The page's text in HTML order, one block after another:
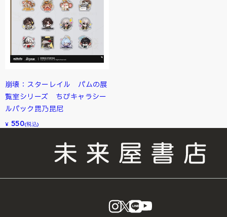
崩壊：スターレイル パムの展
覧室シリーズ ちびキャラシー
ルパック毘乃昆尼
¥ 550(税込)
instagram
X LINE